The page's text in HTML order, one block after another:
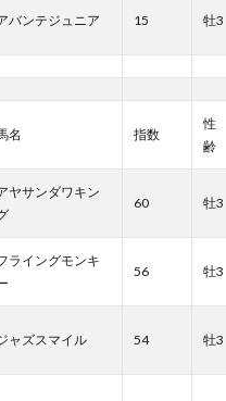
バンテジュニア 15 牡3
名 指数
性
齢
ヤサンダワキン
60 牡3
ライングモンキ
56 牡3
ャズスマイル 54 牡3